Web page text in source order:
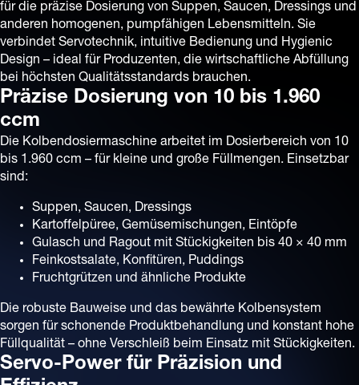
für die präzise Dosierung von Suppen, Saucen, Dressings und
anderen homogenen, pumpfähigen Lebensmitteln. Sie
verbindet Servotechnik, intuitive Bedienung und Hygienic
Design – ideal für Produzenten, die wirtschaftliche Abfüllung
bei höchsten Qualitätsstandards brauchen.
Präzise Dosierung von 10 bis 1.960
ccm
Die Kolbendosiermaschine arbeitet im Dosierbereich von 10
bis 1.960 ccm – für kleine und große Füllmengen. Einsetzbar
sind:
Suppen, Saucen, Dressings
Kartoffelpüree, Gemüsemischungen, Eintöpfe
Gulasch und Ragout mit Stückigkeiten bis 40 × 40 mm
Feinkostsalate, Konfitüren, Puddings
Fruchtgrützen und ähnliche Produkte
Die robuste Bauweise und das bewährte Kolbensystem
sorgen für schonende Produktbehandlung und konstant hohe
Füllqualität – ohne Verschleiß beim Einsatz mit Stückigkeiten.
Servo-Power für Präzision und